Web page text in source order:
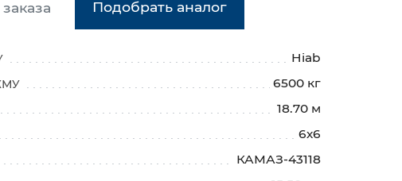
Подобрать аналог
Hiab
6500 кг
18.70 м
6х6
КАМАЗ-43118